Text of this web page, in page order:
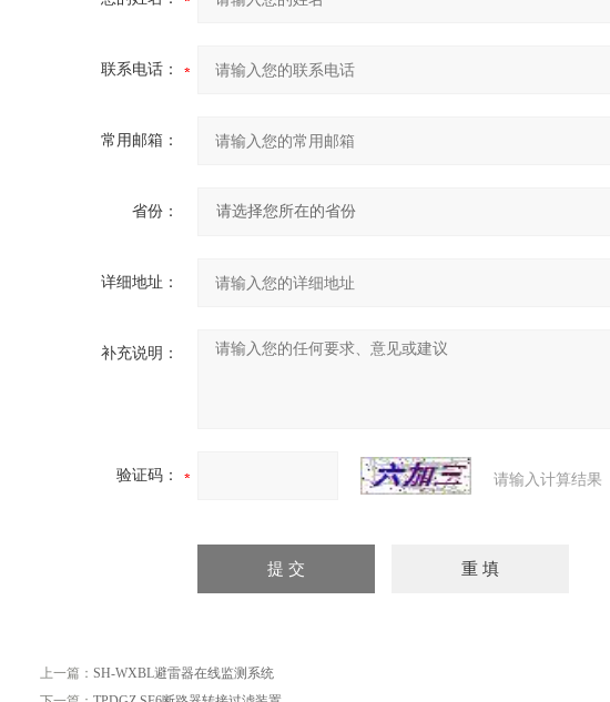
联系电话：
常用邮箱：
省份：
详细地址：
补充说明：
验证码： 请输入计算结果
上一篇： SH-WXBL避雷器在线监测系统